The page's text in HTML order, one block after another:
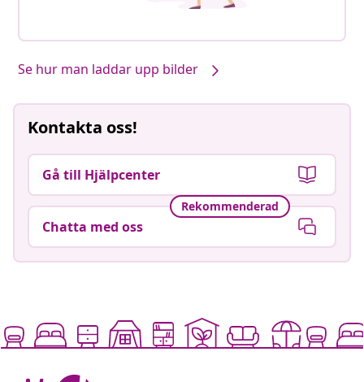
Se hur man laddar upp bilder
Kontakta oss!
Gå till Hjälpcenter
Rekommenderad
Chatta med oss